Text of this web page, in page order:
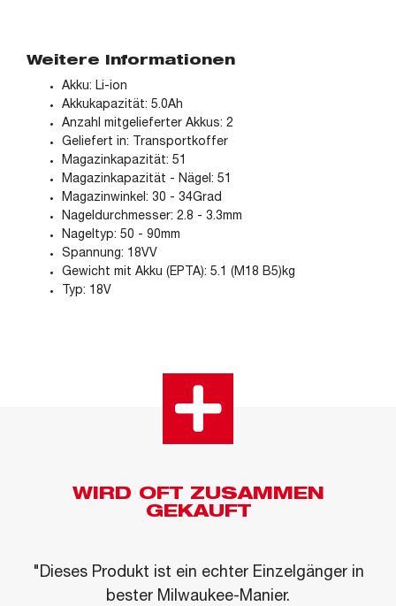
Weitere Informationen
Akku: Li-ion
Akkukapazität: 5.0Ah
Anzahl mitgelieferter Akkus: 2
Geliefert in: Transportkoffer
Magazinkapazität: 51
Magazinkapazität - Nägel: 51
Magazinwinkel: 30 - 34Grad
Nageldurchmesser: 2.8 - 3.3mm
Nageltyp: 50 - 90mm
Spannung: 18VV
Gewicht mit Akku (EPTA): 5.1 (M18 B5)kg
Typ: 18V
WIRD OFT ZUSAMMEN
GEKAUFT
"Dieses Produkt ist ein echter Einzelgänger in
bester Milwaukee-Manier.